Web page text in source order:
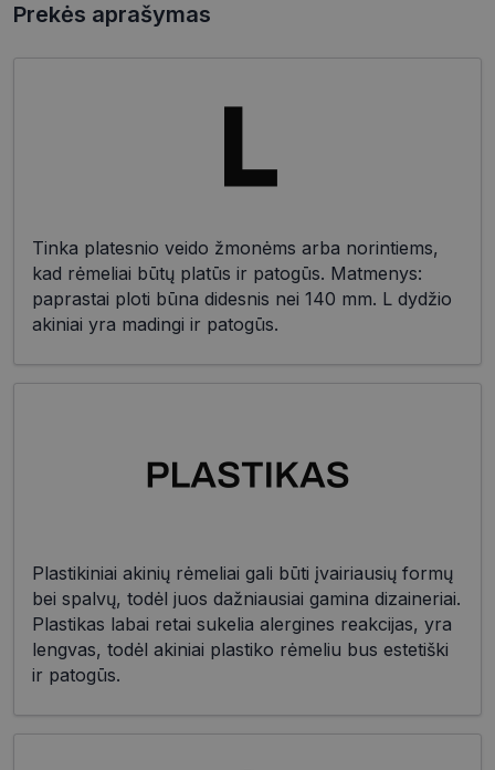
Prekės aprašymas
Tinka platesnio veido žmonėms arba norintiems,
kad rėmeliai būtų platūs ir patogūs. Matmenys:
paprastai ploti būna didesnis nei 140 mm. L dydžio
akiniai yra madingi ir patogūs.
Plastikiniai akinių rėmeliai gali būti įvairiausių formų
bei spalvų, todėl juos dažniausiai gamina dizaineriai.
Plastikas labai retai sukelia alergines reakcijas, yra
lengvas, todėl akiniai plastiko rėmeliu bus estetiški
ir patogūs.